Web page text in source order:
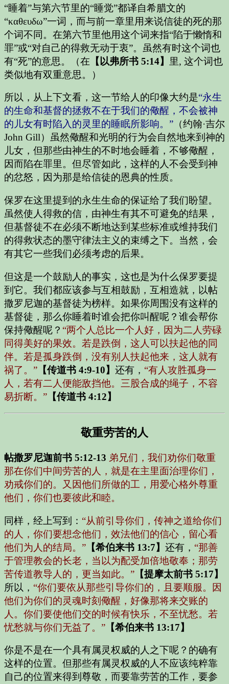
“睡着”与第六节里的“睡觉”都译自希腊文的
“καθευδω”一词，而与前一章里用来说信徒的死的那
个词不同。在第六节里他用这个词来指“陷于懒惰和
罪”或“对自己的得救无动于衷”。虽然有时这个词也
有“死”的意思。（在 【以弗所书 5:14】 里, 这个词也
类似地有双重意思。）
所以，从上下文看，这一节给人的印像大约是“永生
的生命和基督的拯救不在于我们的儆醒，不会被神
的儿女有时陷入的灵里的睡眠所影响。” （约翰·吉尔
John Gill）虽然儆醒和光明的行为会自然地来到神的
儿女，但那些由神生的不时地会睡着，不够儆醒，
因而陷在罪里。但尽管如此，这样的人不会受到神
的忿怒，因为那是给信徒的恩典的性质。
保罗在这里提到的永生生命的保证给了我们盼望。
虽然使人得救的信，由神生有其不可避免的结果，
但基督徒不在必须不断地达到某些标准或维持我们
的得救状态的墨守律法主义的束缚之下。当然，会
有其它一些我们必须考虑的后果。
但这是一个鼓励人的事实，这也是为什么保罗要提
到它。我们都应该参与互相鼓励，互相造就，以帖
撒罗尼迦的基督徒为榜样。如果你周围没有这样的
基督徒，那么你睡着时谁会把你叫醒呢？谁会帮你
保持儆醒呢？ “两个人总比一个人好，因为二人劳碌
同得美好的果效。若是跌倒，这人可以扶起他的同
伴。若是孤身跌倒，没有别人扶起他来，这人就有
祸了。” 【传道书 4:9-10】 还有， “有人攻胜孤身一
人，若有二人便能敌挡他。三股合成的绳子，不容
易折断。” 【传道书 4:12】
敬重劳苦的人
帖撒罗尼迦前书 5:12-13 弟兄们，我们劝你们敬重
那在你们中间劳苦的人，就是在主里面治理你们，
劝戒你们的。又因他们所做的工，用爱心格外尊重
他们，你们也要彼此和睦。
同样，经上写到： “从前引导你们，传神之道给你们
的人，你们要想念他们，效法他们的信心，留心看
他们为人的结局。” 【希伯来书 13:7】 还有， “那善
于管理教会的长老，当以为配受加倍地敬奉；那劳
苦传道教导人的，更当如此。” 【提摩太前书 5:17】
所以， “你们要依从那些引导你们的，且要顺服。因
他们为你们的灵魂时刻儆醒，好像那将来交账的
人。你们要使他们交的时候有快乐，不至忧愁。若
忧愁就与你们无益了。” 【希伯来书 13:17】
你是不是在一个具有属灵权威的人之下呢？的确有
这样的位置。但那些有属灵权威的人不应该纯粹靠
自己的位置来得到尊敬，而要靠劳苦的工作，要参